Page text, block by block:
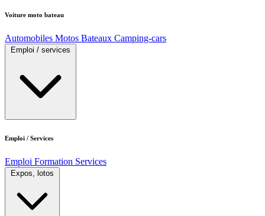
Voiture moto bateau
Automobiles Motos Bateaux Camping-cars
Emploi / services
Emploi / Services
Emploi Formation Services
Expos, lotos